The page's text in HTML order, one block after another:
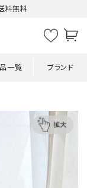
料無料
一覧 ブランド